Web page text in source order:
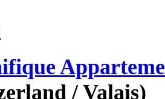
/ Valais)